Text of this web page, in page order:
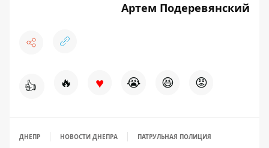
Артем Подеревянский
👍 🔥 ♥ 😭 😆 😡
ДНЕПР НОВОСТИ ДНЕПРА ПАТРУЛЬНАЯ ПОЛИЦИЯ